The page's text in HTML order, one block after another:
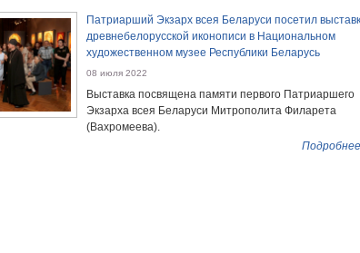
Патриарший Экзарх всея Беларуси посетил
древнебелорусской иконописи в Национальном
художественном музее Республики Беларусь
08 июля 2022
Выставка посвящена памяти первого Патриаршего
Экзарха всея Беларуси Митрополита Филарета
(Вахромеева).